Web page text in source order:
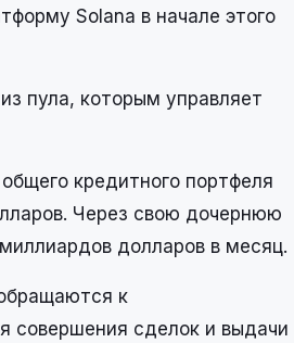
Solana в начале этого
пула, которым управляет
кредитного портфеля
Через свою дочернюю
долларов в месяц.
к
совершения сделок и выдачи